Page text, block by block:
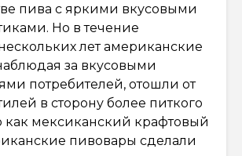
пива с яркими вкусовыми
Но в течение
лет американские
за вкусовыми
потребителей, отошли от
в сторону более питкого
как мексиканский крафтовый
пивовары сделали